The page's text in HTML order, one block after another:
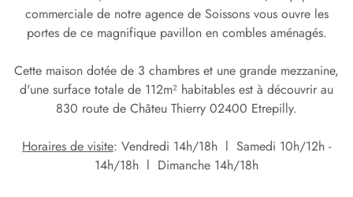
commerciale de notre agence de Soissons vous ouvre les
portes de ce magnifique pavillon en combles aménagés.
Cette maison dotée de 3 chambres et une grande mezzanine,
d'une surface totale de 112m² habitables est à découvrir au
830 route de Châteu Thierry 02400 Etrepilly.
Horaires de visite: Vendredi 14h/18h l Samedi 10h/12h -
14h/18h l Dimanche 14h/18h